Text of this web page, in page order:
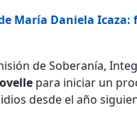
María Daniela
de Soberanía,
para iniciar un
desde el año